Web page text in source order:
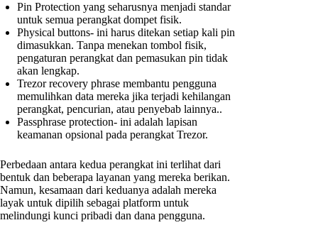
Pin Protection yang seharusnya menjadi standar
untuk semua perangkat dompet fisik.
Physical buttons- ini harus ditekan setiap kali pin
dimasukkan. Tanpa menekan tombol fisik,
pengaturan perangkat dan pemasukan pin tidak
akan lengkap.
Trezor recovery phrase membantu pengguna
memulihkan data mereka jika terjadi kehilangan
perangkat, pencurian, atau penyebab lainnya..
Passphrase protection- ini adalah lapisan
keamanan opsional pada perangkat Trezor.
Perbedaan antara kedua perangkat ini terlihat dari
bentuk dan beberapa layanan yang mereka berikan.
Namun, kesamaan dari keduanya adalah mereka
layak untuk dipilih sebagai platform untuk
melindungi kunci pribadi dan dana pengguna.